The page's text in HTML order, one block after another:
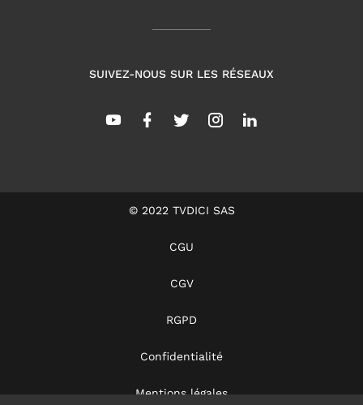
SUIVEZ-NOUS SUR LES RÉSEAUX
© 2022 TVDICI SAS
CGU
CGV
RGPD
Confidentialité
Mentions légales